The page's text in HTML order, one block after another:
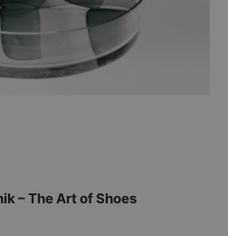
– The Art of Shoes